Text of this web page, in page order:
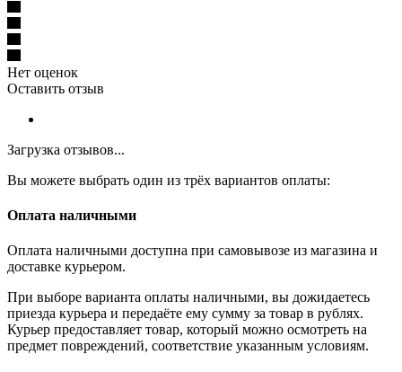
Нет оценок
Оставить отзыв
Загрузка отзывов...
Вы можете выбрать один из трёх вариантов оплаты:
Оплата наличными
Оплата наличными доступна при самовывозе из магазина и
доставке курьером.
При выборе варианта оплаты наличными, вы дожидаетесь
приезда курьера и передаёте ему сумму за товар в рублях.
Курьер предоставляет товар, который можно осмотреть на
предмет повреждений, соответствие указанным условиям.